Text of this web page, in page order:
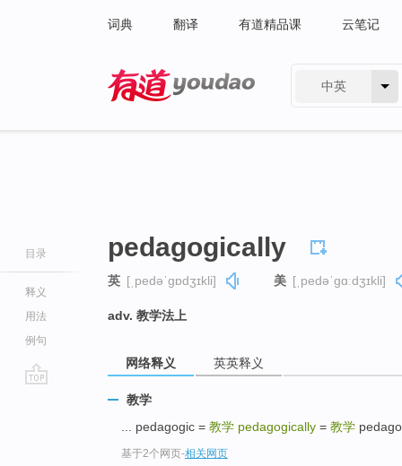
词典 翻译 有道精品课 云笔记
中英
目录
释义
用法
例句
pedagogically
英 [ˌpedəˈɡɒdʒɪkli] 美 [ˌpedəˈɡɑːdʒɪkli]
adv. 教学法上
网络释义 英英释义
教学
... pedagogic = 教学 pedagogically = 教学
基于2个网页-相关网页